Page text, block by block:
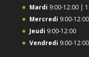
Mardi 9:00-12:00 |
Mercredi 9:00-
Jeudi 9:00-12:00
Vendredi 9:00-